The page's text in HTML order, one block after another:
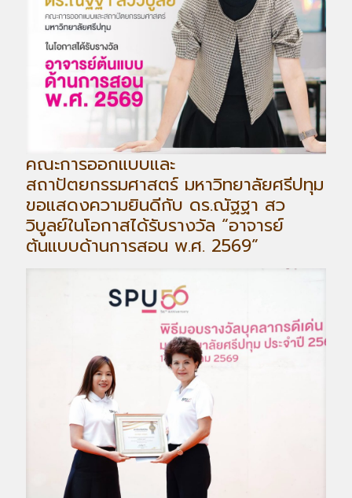
คณะการออกแบบและ
สถาปัตยกรรมศาสตร์ มหาวิทยาลัยศรีปทุม
ขอแสดงความยินดีกับ ดร.ณัฐฐา สว
วิบูลย์ในโอกาสได้รับรางวัล “อาจารย์
ต้นแบบด้านการสอน พ.ศ. 2569”